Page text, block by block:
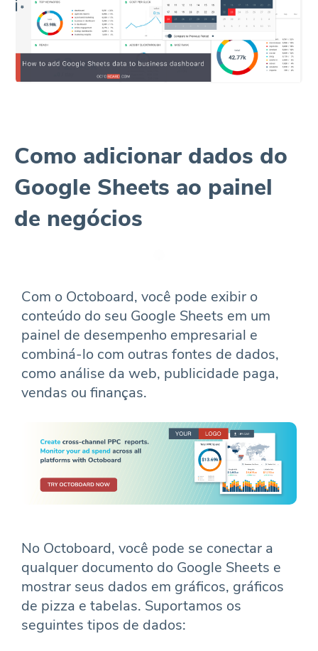
Como adicionar dados do
Google Sheets ao painel
de negócios
Com o Octoboard, você pode exibir o
conteúdo do seu Google Sheets em um
painel de desempenho empresarial e
combiná-lo com outras fontes de dados,
como análise da web, publicidade paga,
vendas ou finanças.
No Octoboard, você pode se conectar a
qualquer documento do Google Sheets e
mostrar seus dados em gráficos, gráficos
de pizza e tabelas. Suportamos os
seguintes tipos de dados: